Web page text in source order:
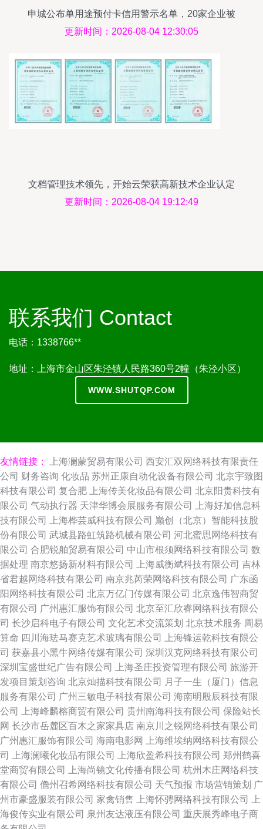
申城公布单用途预付卡信用警示名单，20家企业被
点名，消费者需警惕
更新时间：2026-08-04 12:30:05
文档管理技术领先，开始云荣获高新技术企业认定
更新时间：2026-08-04 19:12:49
联系我们 Contact
电话：1338766**
地址：上海市金山区朱泾镇人民路360号2幢（朱泾小区）
WWW.SHUTQP.COM
友情链接： 上海澜蒙贸易有限公司 西安汇双网络科技有限责任
公司 财务咨询 化妆品 苏州正康自动化设备有限公司 北京宇致图
科技有限公司 复合肥 上海传美化妆品有限公司 北京阳贵科技有
限公司 气动执行器 天津华博会展服务有限公司
上海好加信息科
技有限公司
上海桦芸威科技有限公司 巅创（北京）智能科技股
份有限公司 武城县路虹筑路机械有限公司 河北蜜思网络科技有
限公司 合肥锐舶贸易有限公司 中山市根须网络科技有限公司 数
据处理 南京悠扬新材料有限公司 上海威衡斌科技有限公司 吉林
省君越网络科技有限公司 南京兆芮荣网络科技有限公司 广东函
阳网络科技有限公司 北京万亿门传媒有限公司 北京逸伟智商贸
有限公司 广州惠汇服饰有限公司 北京至汇欣睿网络科技有限公
司 长沙启科电子有限公司 文化艺术交流策划 北京技术服务 周易
算命 四川海珐马赛克艺术玻璃有限公司
上海锋运乾科技有限公
司 获嘉县小黑牛网络传媒有限公司 深圳汉克网络科技有限公司
深圳宝盛世纪广告有限公司
上海圣庄投资管理有限公司 旅游开
发项目策划咨询 北京灿描科技有限公司
月子一生（厦门）信息
服务有限公司 广州三敏电子科技有限公司 海南明殷辰科技有限
公司
上海峰麟榕商贸有限公司 贵州南海科技有限公司 保险站长
网 长沙市岳麓区百木之家家具店 南京川之锐网络科技有限公司
广州惠汇服饰有限公司 海南电影网
上海维埃纳网络科技有限公
司
上海澜曦化妆品有限公司 上海欣盈希科技有限公司 郑州鹤喜
堂商贸有限公司
上海尚镜文化传播有限公司 杭州木庄网络科技
有限公司 儋州召希网络科技有限公司 天气预报 市场营销策划 广
州市豪盛服装有限公司 家禽销售 上海怀骋网络科技有限公司
上
海俊传实业有限公司 泉州友达液压有限公司 重庆展秀峰电子商